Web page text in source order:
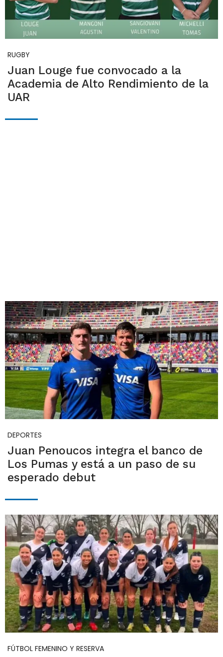
RUGBY
Juan Louge fue convocado a la
Academia de Alto Rendimiento de la
UAR
DEPORTES
Juan Penoucos integra el banco de
Los Pumas y está a un paso de su
esperado debut
FÚTBOL FEMENINO Y RESERVA